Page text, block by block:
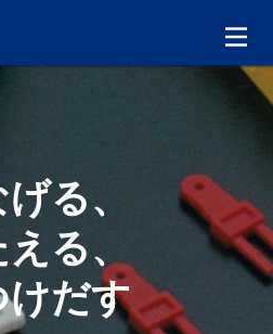
る、
る、
けだす